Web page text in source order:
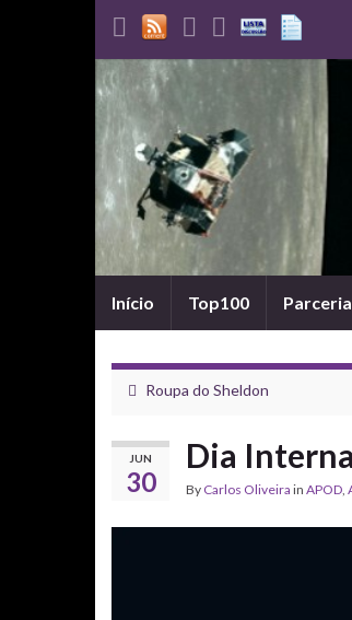
Início Top100
Roupa do Sheldon
JUN
30
Dia
By Carlos Oliveira in APOD,